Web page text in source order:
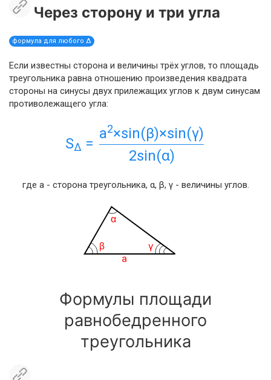
Через сторону и три угла
формула для любого Δ
Если известны сторона и величины трёх углов, то площадь
треугольника равна отношению произведения квадрата
стороны на синусы двух прилежащих углов к двум синусам
противолежащего угла:
SΔ =
a2×sin(β)×sin(γ)
2sin(α)
где a - сторона треугольника, α, β, γ - величины углов.
Формулы площади
равнобедренного
треугольника